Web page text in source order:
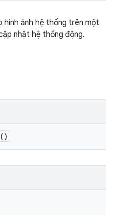
hình ảnh hệ thống trên một
nhật hệ thống động.
()